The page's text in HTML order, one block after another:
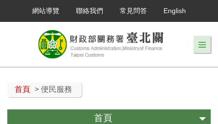
網站導覽 聯絡我們 常見問答 English
首頁 > 便民服務
首頁